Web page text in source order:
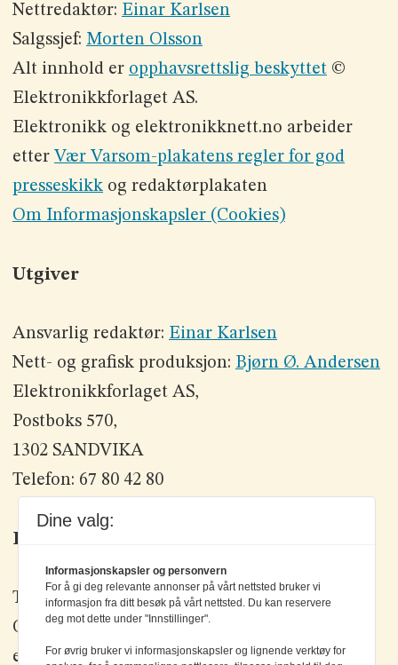
Nettredaktør: Einar Karlsen
Salgssjef: Morten Olsson
Alt innhold er opphavsrettslig beskyttet©
Elektronikkforlaget AS.
Elektronikk og elektronikknett.no arbeider
etter Vær Varsom-plakatens regler for god
presseskikkog redaktørplakaten
Om Informasjonskapsler (Cookies)
Utgiver
Ansvarlig redaktør: Einar Karlsen
Nett- og grafisk produksjon: Bjørn Ø. Andersen
Elektronikkforlaget AS,
Postboks 570,
1302 SANDVIKA
Telefon: 67 80 42 80
Kontakt oss
Tlf: +47 67 80 42 80
Olav Brunborgs vei 6, 1396 Billingstad
epost: elektronikk@elektronikkforlaget.no
Dine valg:
Informasjonskapsler og personvern
For å gi deg relevante annonser på vårt nettsted bruker vi
informasjon fra ditt besøk på vårt nettsted. Du kan reservere
deg mot dette under "Innstillinger".
For øvrig bruker vi informasjonskapsler og lignende verktøy for